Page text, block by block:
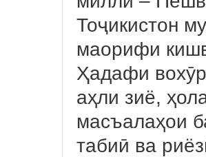
Тоҷикистон
маорифи
Ҳадафи
аҳли зиё,
масъалаҳои
табиӣ ва